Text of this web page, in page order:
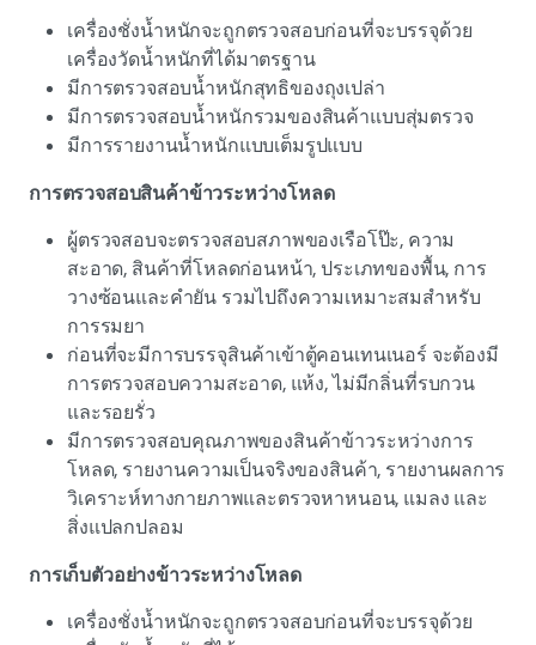
เครื่องชั่งน้ำหนักจะถูกตรวจสอบก่อนที่จะบรรจุด้วย
เครื่องวัดน้ำหนักที่ได้มาตรฐาน
มีการตรวจสอบน้ำหนักสุทธิของถุงเปล่า
มีการตรวจสอบน้ำหนักรวมของสินค้าแบบสุ่มตรวจ
มีการรายงานน้ำหนักแบบเต็มรูปแบบ
การตรวจสอบสินค้าข้าวระหว่างโหลด
ผู้ตรวจสอบจะตรวจสอบสภาพของเรือโป๊ะ, ความ
สะอาด, สินค้าที่โหลดก่อนหน้า, ประเภทของพื้น, การ
วางซ้อนและคำยัน รวมไปถึงความเหมาะสมสำหรับ
การรมยา
ก่อนที่จะมีการบรรจุสินค้าเข้าตู้คอนเทนเนอร์ จะต้องมี
การตรวจสอบความสะอาด, แห้ง, ไม่มีกลิ่นที่รบกวน
และรอยรั่ว
มีการตรวจสอบคุณภาพของสินค้าข้าวระหว่างการ
โหลด, รายงานความเป็นจริงของสินค้า, รายงานผลการ
วิเคราะห์ทางกายภาพและตรวจหาหนอน, แมลง และ
สิ่งแปลกปลอม
การเก็บตัวอย่างข้าวระหว่างโหลด
เครื่องชั่งน้ำหนักจะถูกตรวจสอบก่อนที่จะบรรจุด้วย